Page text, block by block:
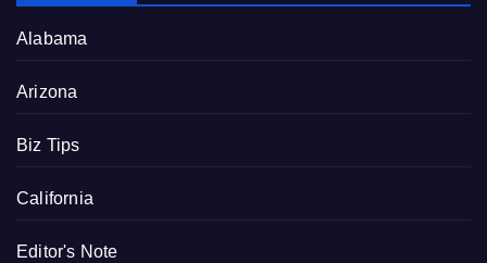
Alabama
Arizona
Biz Tips
California
Editor's Note